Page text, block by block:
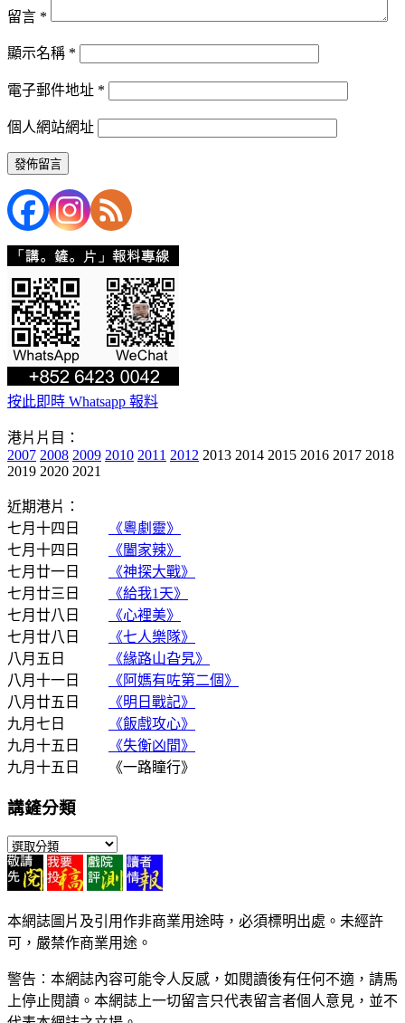
留言 *
顯示名稱 *
電子郵件地址 *
個人網站網址
按此即時 Whatsapp 報料
港片片目：
2007 2008 2009 2010 2011 2012 2013 2014 2015 2016 2017 2018
2019 2020 2021
近期港片：
七月十四日
《粵劇靈》
七月十四日
《闔家辣》
七月廿一日
《神探大戰》
七月廿三日
《給我1天》
七月廿八日
《心裡美》
七月廿八日
《七人樂隊》
八月五日
《緣路山旮旯》
八月十一日
《阿媽有咗第二個》
八月廿五日
《明日戰記》
九月七日
《飯戲攻心》
九月十五日
《失衡凶間》
九月十五日 《一路瞳行》
講鏟分類
講
鏟
分
類
本網誌圖片及引用作非商業用途時，必須標明出處。未經許
可，嚴禁作商業用途。
警告︰本網誌內容可能令人反感，如閱讀後有任何不適，請馬
上停止閱讀。本網誌上一切留言只代表留言者個人意見，並不